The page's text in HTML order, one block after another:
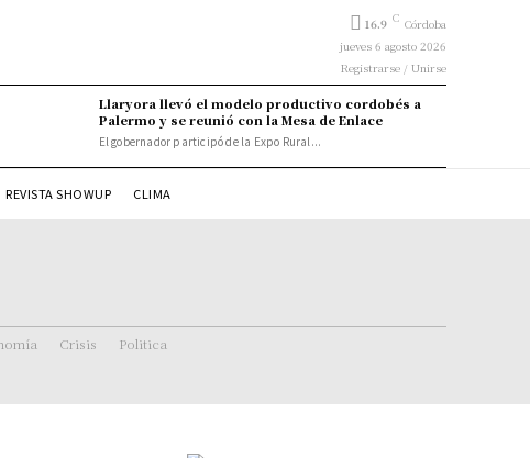
16.9 C Córdoba
jueves 6 agosto 2026
Registrarse / Unirse
Llaryora llevó el modelo productivo cordobés a
Palermo y se reunió con la Mesa de Enlace
El gobernador participó de la Expo Rural...
REVISTA SHOWUP CLIMA
Crisis Politica